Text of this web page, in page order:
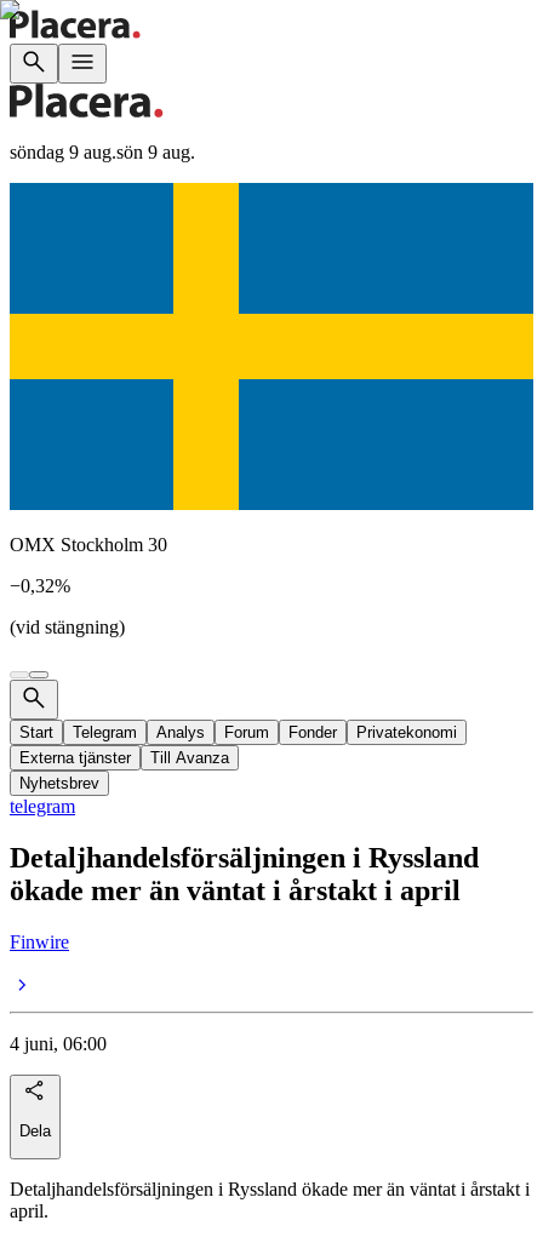
söndag 9 aug.sön 9 aug.
OMX Stockholm 30
−0,32%
(vid stängning)
Start Telegram Analys Forum Fonder
Privatekonomi
Externa tjänster
Till Avanza
Nyhetsbrev
telegram
Detaljhandelsförsäljningen i Ryssland
ökade mer än väntat i årstakt i april
Finwire
4 juni, 06:00
Dela
Detaljhandelsförsäljningen i Ryssland ökade mer än väntat i årstakt i
april.